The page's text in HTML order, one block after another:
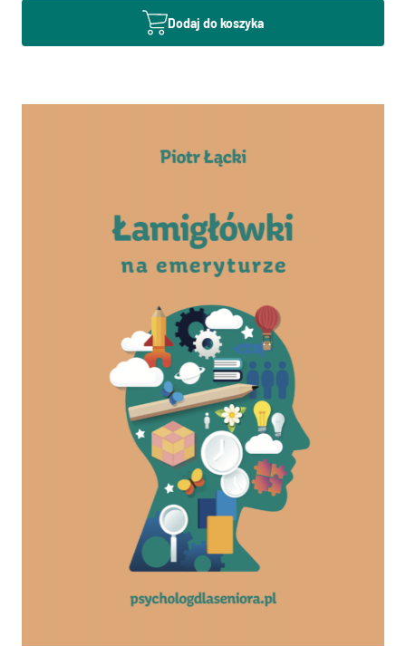
Dodaj do koszyka